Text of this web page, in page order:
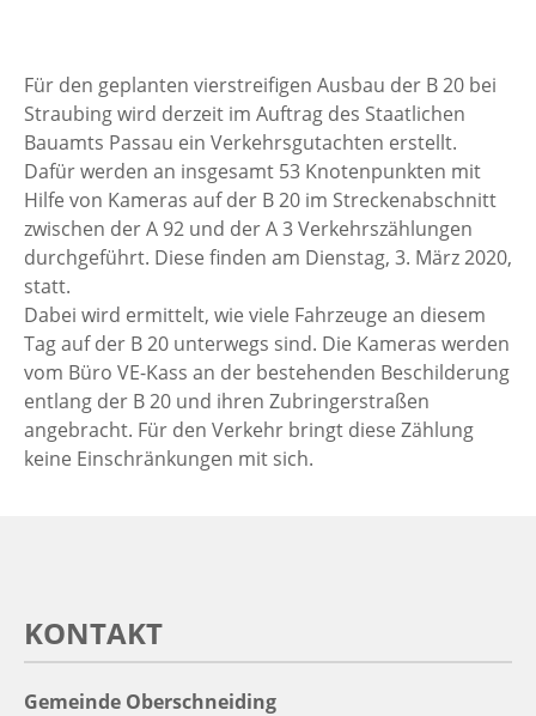
Für den geplanten vierstreifigen Ausbau der B 20 bei
Straubing wird derzeit im Auftrag des Staatlichen
Bauamts Passau ein Verkehrsgutachten erstellt.
Dafür werden an insgesamt 53 Knotenpunkten mit
Hilfe von Kameras auf der B 20 im Streckenabschnitt
zwischen der A 92 und der A 3 Verkehrszählungen
durchgeführt. Diese finden am Dienstag, 3. März 2020,
statt.
Dabei wird ermittelt, wie viele Fahrzeuge an diesem
Tag auf der B 20 unterwegs sind. Die Kameras werden
vom Büro VE-Kass an der bestehenden Beschilderung
entlang der B 20 und ihren Zubringerstraßen
angebracht. Für den Verkehr bringt diese Zählung
keine Einschränkungen mit sich.
KONTAKT
Gemeinde Oberschneiding